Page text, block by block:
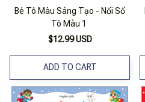
Bé Tô Màu Sáng Tạo - Nối Số
Tô Màu 1
$12.99 USD
ADD TO CART